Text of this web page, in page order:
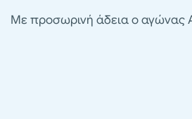
Με προσωρινή άδεια ο αγώνας